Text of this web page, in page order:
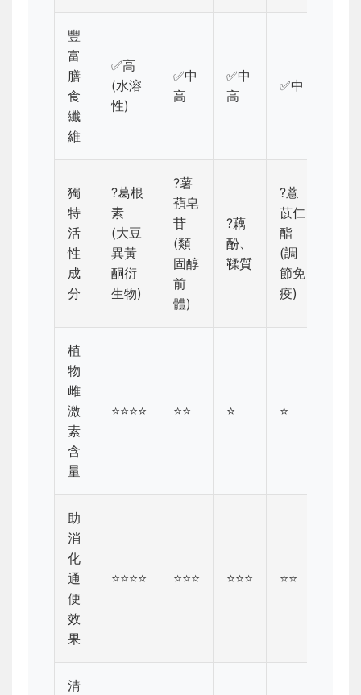
豐
富
膳
食
纖
維
✅高
(水溶
性)
✅中
高
✅中
高
✅中
獨
特
活
性
成
分
?葛根
素
(大豆
異黃
酮衍
生物)
?薯
蕷皂
苷
(類
固醇
前
體)
?藕
酚、
鞣質
?薏
苡仁
酯
(調
節免
疫)
植
物
雌
激
素
含
量
⭐⭐⭐⭐ ⭐⭐ ⭐ ⭐
助
消
化
通
便
效
果
⭐⭐⭐⭐ ⭐⭐⭐ ⭐⭐⭐ ⭐⭐
清